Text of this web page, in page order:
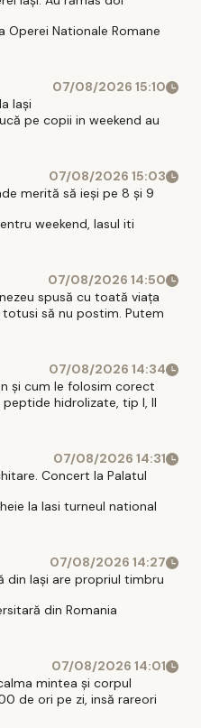
Nationale Romane
07/08/2026 15:10
Iași
pe copii in weekend au
07/08/2026 15:03
merită să ieși pe 8 și 9
weekend, Iasul iti
07/08/2026 14:50
spusă cu toată viața
să nu postim. Putem
07/08/2026 14:34
și cum le folosim corect
hidrolizate, tip I, II
07/08/2026 14:31
Concert la Palatul
la Iasi turneul national
07/08/2026 14:27
din Iași are propriul timbru
din Romania
07/08/2026 14:01
mintea și corpul
de ori pe zi, insă rareori